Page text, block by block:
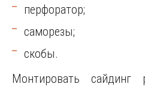
перфоратор;
саморезы;
скобы.
Монтировать